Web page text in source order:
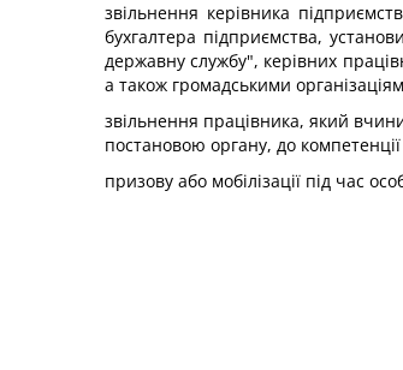
звільнення керівника
бухгалтера підприємства,
державну службу", керівних
а також громадськими
звільнення працівника, який
постановою органу, до
призову або мобілізації під час